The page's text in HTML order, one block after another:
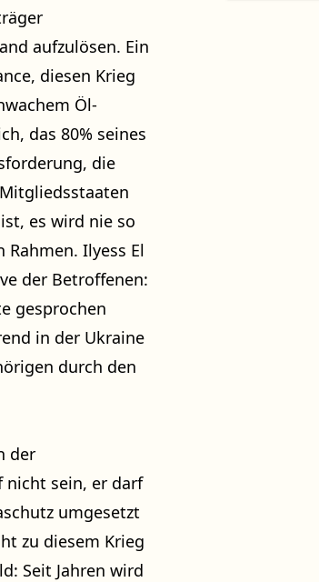
aufzulösen. Ein
diesen Krieg
Öl-
das 80% seines
die
es wird nie so
Rahmen. Ilyess El
der Betroffenen:
gesprochen
in der Ukraine
durch den
der
nicht sein, er darf
umgesetzt
zu diesem Krieg
Seit Jahren wird